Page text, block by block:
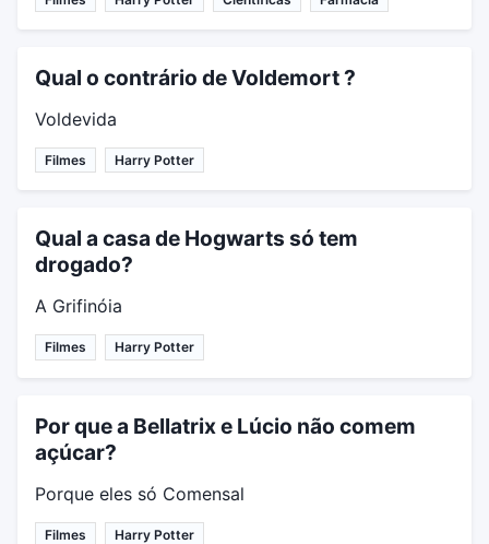
Qual o contrário de Voldemort ?
Voldevida
Filmes Harry Potter
Qual a casa de Hogwarts só tem
drogado?
A Grifinóia
Filmes Harry Potter
Por que a Bellatrix e Lúcio não comem
açúcar?
Porque eles só Comensal
Filmes Harry Potter